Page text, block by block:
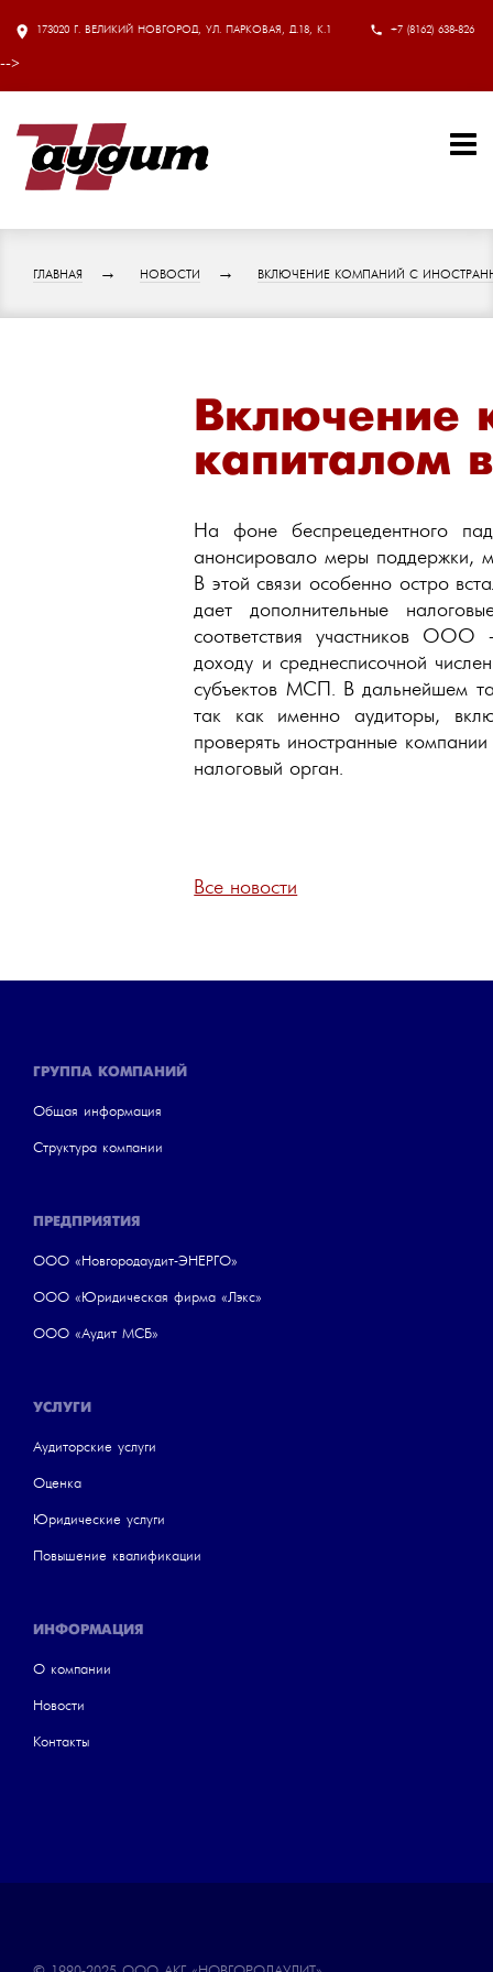
173020 Г. ВЕЛИКИЙ НОВГОРОД, УЛ. ПАРКОВАЯ, Д.18, К.1 +7 (8162) 638-826
-->
ГЛАВНАЯ НОВОСТИ ВКЛЮЧЕНИЕ КОМПАНИЙ С
Включение
капиталом
На фоне беспрецедентного
анонсировало меры поддержки,
В этой связи особенно остро
дает дополнительные
соответствия участников ООО
доходу и среднесписочной
субъектов МСП. В дальнейшем
так как именно аудиторы,
проверять иностранные
налоговый орган.
Все новости
ГРУППА КОМПАНИЙ
Общая информация
Структура компании
ПРЕДПРИЯТИЯ
ООО «Новгородаудит-ЭНЕРГО»
ООО «Юридическая фирма «Лэкс»
ООО «Аудит МСБ»
УСЛУГИ
Аудиторские услуги
Оценка
Юридические услуги
Повышение квалификации
ИНФОРМАЦИЯ
О компании
Новости
Контакты